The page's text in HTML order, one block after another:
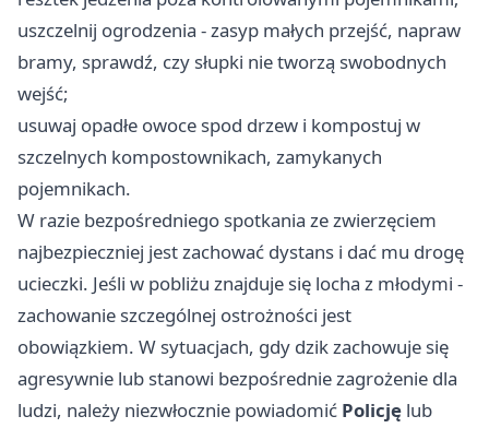
uszczelnij ogrodzenia - zasyp małych przejść, napraw
bramy, sprawdź, czy słupki nie tworzą swobodnych
wejść;
usuwaj opadłe owoce spod drzew i kompostuj w
szczelnych kompostownikach, zamykanych
pojemnikach.
W razie bezpośredniego spotkania ze zwierzęciem
najbezpieczniej jest zachować dystans i dać mu drogę
ucieczki. Jeśli w pobliżu znajduje się locha z młodymi -
zachowanie szczególnej ostrożności jest
obowiązkiem. W sytuacjach, gdy dzik zachowuje się
agresywnie lub stanowi bezpośrednie zagrożenie dla
ludzi, należy niezwłocznie powiadomić Policję lub